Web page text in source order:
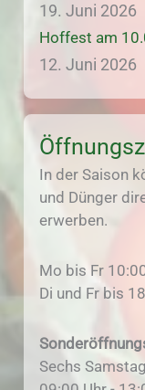
19. Juni 2026
Hoffest am
12. Juni 2026
In der Saison
und Dünger
erwerben.
Mo bis Fr
Di und Fr bis
Sechs